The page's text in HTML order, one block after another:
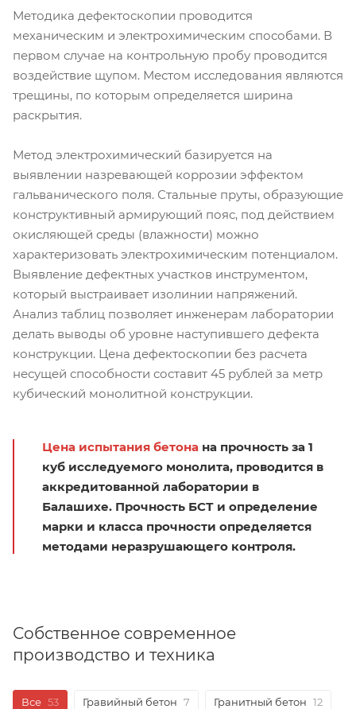
Методика дефектоскопии проводится
механическим и электрохимическим способами. В
первом случае на контрольную пробу проводится
воздействие щупом. Местом исследования являются
трещины, по которым определяется ширина
раскрытия.
Метод электрохимический базируется на
выявлении назревающей коррозии эффектом
гальванического поля. Стальные пруты, образующие
конструктивный армирующий пояс, под действием
окисляющей среды (влажности) можно
характеризовать электрохимическим потенциалом.
Выявление дефектных участков инструментом,
который выстраивает изолинии напряжений.
Анализ таблиц позволяет инженерам лаборатории
делать выводы об уровне наступившего дефекта
конструкции. Цена дефектоскопии без расчета
несущей способности составит 45 рублей за метр
кубический монолитной конструкции.
Цена испытания бетона на прочность за 1
куб исследуемого монолита, проводится в
аккредитованной лаборатории в
Балашихе. Прочность БСТ и определение
марки и класса прочности определяется
методами неразрушающего контроля.
Собственное современное
производство и техника
Все 53 Гравийный бетон 7 Гранитный бетон 12